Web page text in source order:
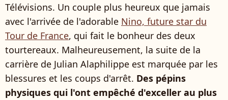
Télévisions. Un couple plus heureux que jamais
avec l'arrivée de l'adorable Nino, future star du
Tour de France, qui fait le bonheur des deux
tourtereaux. Malheureusement, la suite de la
carrière de Julian Alaphilippe est marquée par les
blessures et les coups d'arrêt. Des pépins
physiques qui l'ont empêché d'exceller au plus